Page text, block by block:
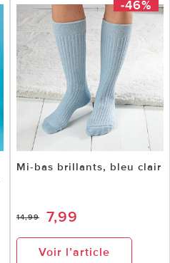
-46%
Mi-bas brillants, bleu clair
14,99 7,99
Voir l’article